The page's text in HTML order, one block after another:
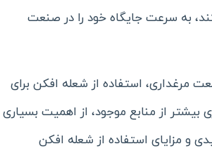
به سرعت جایگاه خود را در صنعت
مرغداری، استفاده از شعله افکن برای
بیشتر از منابع موجود، از اهمیت بسیاری
و مزایای استفاده از شعله افکن